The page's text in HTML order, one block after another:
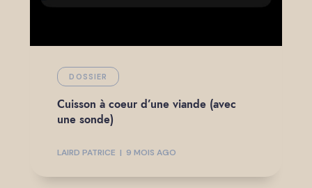
DOSSIER
Cuisson à coeur d’une viande (avec
une sonde)
LAIRD PATRICE 9 MOIS AGO